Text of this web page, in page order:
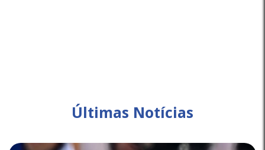
Últimas Notícias